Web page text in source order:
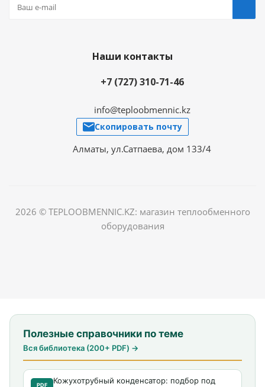
Наши контакты
+7 (727) 310-71-46
info@teploobmennic.kz
Скопировать почту
Алматы, ул.Сатпаева, дом 133/4
2026 © TEPLOOBMENNIC.KZ: магазин теплообменного
оборудования
Полезные справочники по теме
Вся библиотека (200+ PDF) →
PDF
Кожухотрубный конденсатор: подбор под